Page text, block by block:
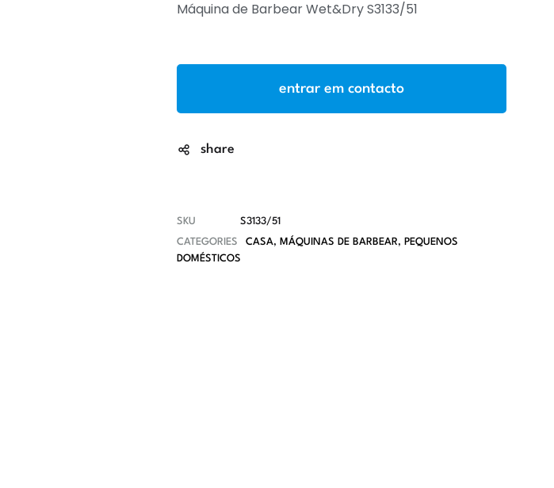
Máquina de Barbear Wet&Dry S3133/51
share
entrar em contacto
SKU
S3133/51
CATEGORIES
CASA, MÁQUINAS DE BARBEAR, PEQUENOS
DOMÉSTICOS